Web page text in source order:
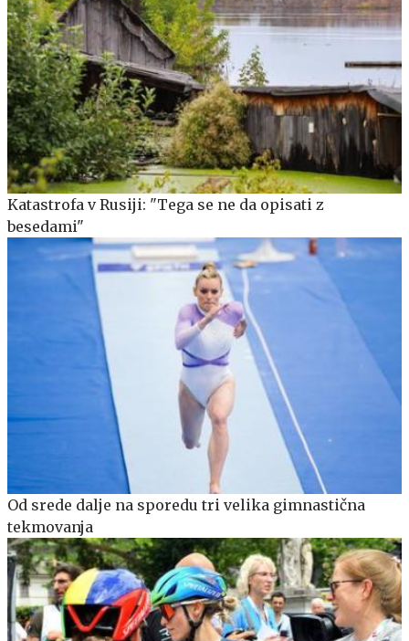
Katastrofa v Rusiji: "Tega se ne da opisati z
besedami"
Od srede dalje na sporedu tri velika gimnastična
tekmovanja